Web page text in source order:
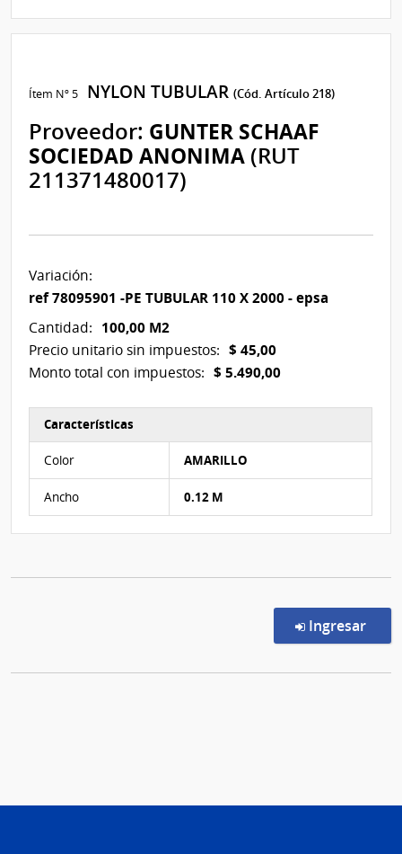
Ítem Nº 5 NYLON TUBULAR(Cód. Artículo 218)
Proveedor: GUNTER SCHAAF
SOCIEDAD ANONIMA (RUT
211371480017)
Variación:
ref 78095901 -PE TUBULAR 110 X 2000 - epsa
Cantidad: 100,00 M2
Precio unitario sin impuestos: $ 45,00
Monto total con impuestos: $ 5.490,00
Características
Color AMARILLO
Ancho 0.12 M
Ingresar